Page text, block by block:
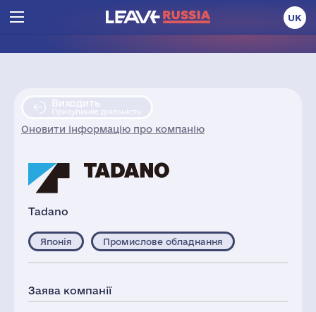
UK
Виходить
Призупиняє діяльність
Оновити інформацію про компанію
Tadano
Японія Промислове обладнання
Заява компанії